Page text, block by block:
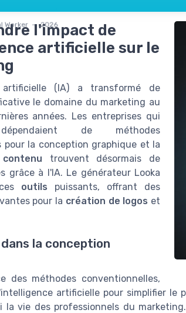
Worker — 2026l'impact de
artificielle sur le
artificielle (IA) a transformé de
le domaine du marketing au
années. Les entreprises qui
de méthodes
pour la conception graphique et la
trouvent désormais de
grâce à l'IA. Le générateur Looka
outils puissants, offrant des
pour la création de logos et
la conception
des méthodes conventionnelles,
artificielle pour simplifier le
la vie des professionnels du